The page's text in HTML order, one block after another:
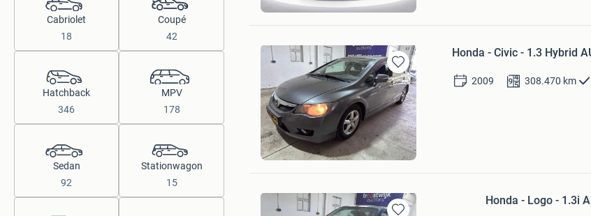
Cabriolet
18
Coupé
42
Hatchback
346
MPV
178
Sedan
92
Stationwagon
15
Amsterdam
Bewaren
in
Mijn
Favorieten
Honda - Civic - 1.3 Hybrid
2009 308.470 km
Troostwijk Auctions
Amsterdam
Honda - Logo - 1.3i